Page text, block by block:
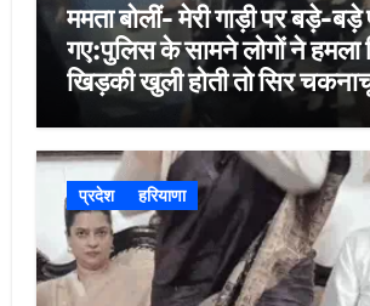
ममता बोलीं- मेरी गाड़ी पर बड़े-
गए:पुलिस के सामने लोगों ने हमला
खिड़की खुली होती तो सिर
प्रदेश हरियाणा